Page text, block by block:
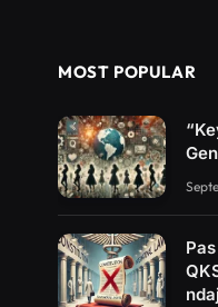
MOST POPULAR